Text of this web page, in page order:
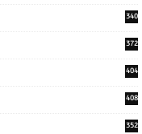
340
372
404
408
352